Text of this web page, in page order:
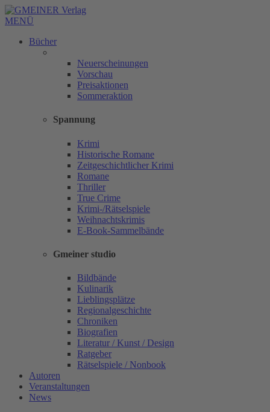
MENÜ
Bücher
Neuerscheinungen
Vorschau
Preisaktionen
Sommeraktion
Spannung
Krimi
Historische Romane
Zeitgeschichtlicher Krimi
Romane
Thriller
True Crime
Krimi-/Rätselspiele
Weihnachtskrimis
E-Book-Sammelbände
Gmeiner studio
Bildbände
Kulinarik
Lieblingsplätze
Regionalgeschichte
Chroniken
Biografien
Literatur / Kunst / Design
Ratgeber
Rätselspiele / Nonbook
Autoren
Veranstaltungen
News